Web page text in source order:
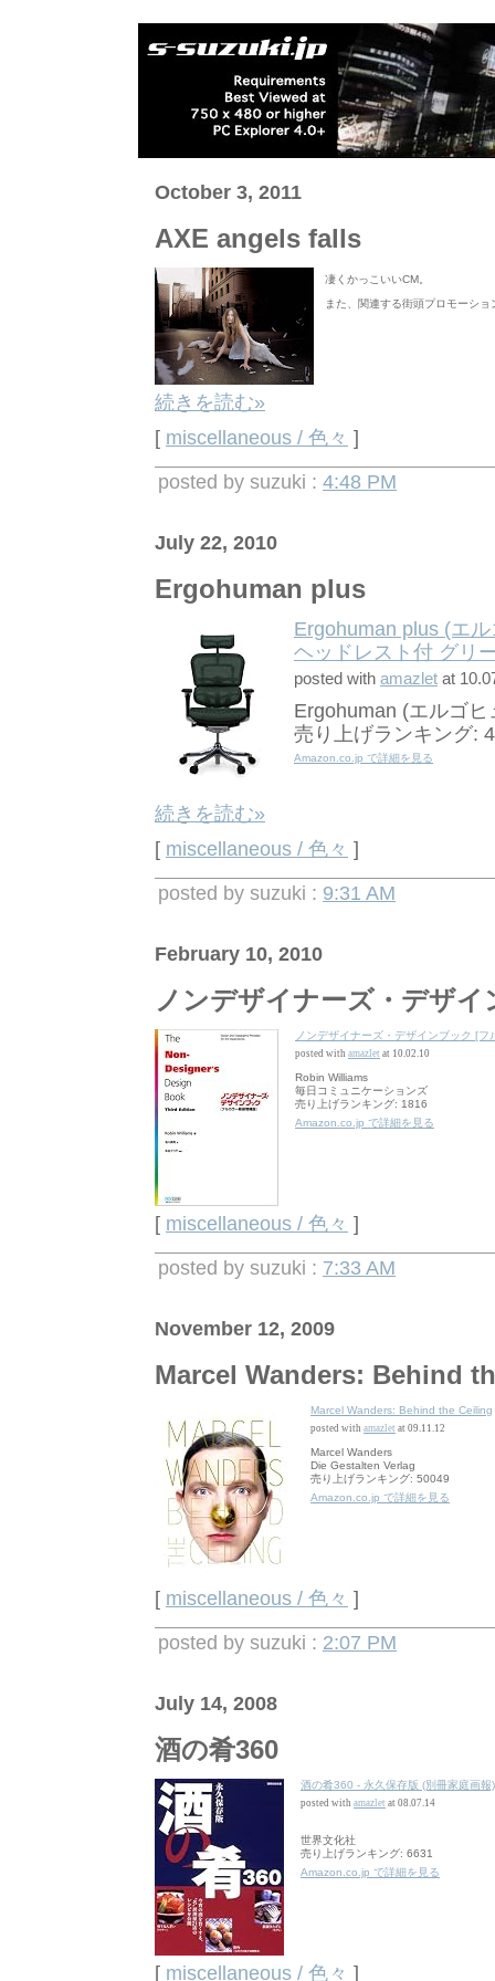
October 3, 2011
AXE angels falls
凄くかっこいいCM。
また、関連する街頭プロモーシ
続きを読む»
[ miscellaneous / 色々 ]
posted by suzuki : 4:48 PM
July 22, 2010
Ergohuman plus
Ergohuman plus (エ
ヘッドレスト付 グリ
posted with amazlet at
Ergohuman (エルゴヒ
売り上げランキング:
Amazon.co.jp で詳細を見る
続きを読む»
[ miscellaneous / 色々 ]
posted by suzuki : 9:31 AM
February 10, 2010
ノンデザイナーズ・デザ
ノンデザイナーズ・デザインブック [フ
posted with amazlet at 10.02.10
Robin Williams
毎日コミュニケーションズ
売り上げランキング: 1816
Amazon.co.jp で詳細を見る
[ miscellaneous / 色々 ]
posted by suzuki : 7:33 AM
November 12, 2009
Marcel Wanders: Behind
Marcel Wanders: Behind the Ceiling
posted with amazlet at 09.11.12
Marcel Wanders
Die Gestalten Verlag
売り上げランキング: 50049
Amazon.co.jp で詳細を見る
[ miscellaneous / 色々 ]
posted by suzuki : 2:07 PM
July 14, 2008
酒の肴360
酒の肴360 - 永久保存版 (別冊家庭画報
posted with amazlet at 08.07.14
世界文化社
売り上げランキング: 6631
Amazon.co.jp で詳細を見る
[ miscellaneous / 色々 ]